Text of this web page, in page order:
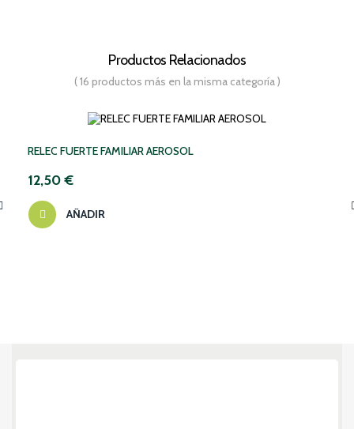
Productos Relacionados
( 16 productos más en la misma categoría )
RELEC FUERTE FAMILIAR AEROSOL
12,50 €
AÑADIR